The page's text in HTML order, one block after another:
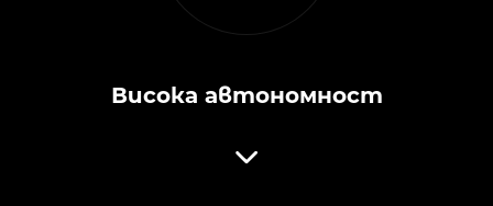
Висока автономност